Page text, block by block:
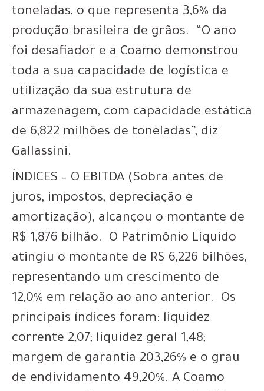
toneladas, o que representa 3,6% da
produção brasileira de grãos. “O ano
foi desafiador e a Coamo demonstrou
toda a sua capacidade de logística e
utilização da sua estrutura de
armazenagem, com capacidade estática
de 6,822 milhões de toneladas”, diz
Gallassini.
ÍNDICES – O EBITDA (Sobra antes de
juros, impostos, depreciação e
amortização), alcançou o montante de
R$ 1,876 bilhão. O Patrimônio Líquido
atingiu o montante de R$ 6,226 bilhões,
representando um crescimento de
12,0% em relação ao ano anterior. Os
principais índices foram: liquidez
corrente 2,07; liquidez geral 1,48;
margem de garantia 203,26% e o grau
de endividamento 49,20%. A Coamo